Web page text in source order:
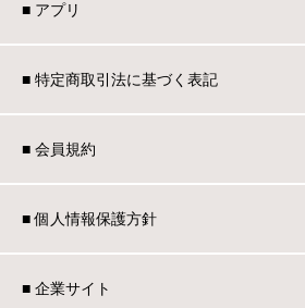
■ アプリ
■ 特定商取引法に基づく表記
■ 会員規約
■ 個人情報保護方針
■ 企業サイト